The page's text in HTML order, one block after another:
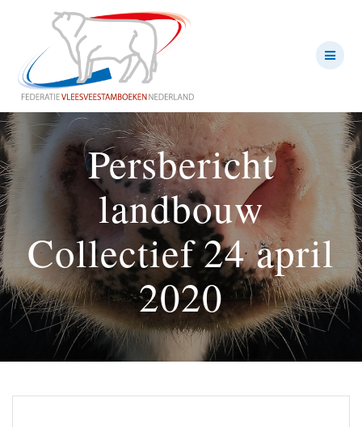
naar
Persbericht
landbouw
Collectief 24 april
2020